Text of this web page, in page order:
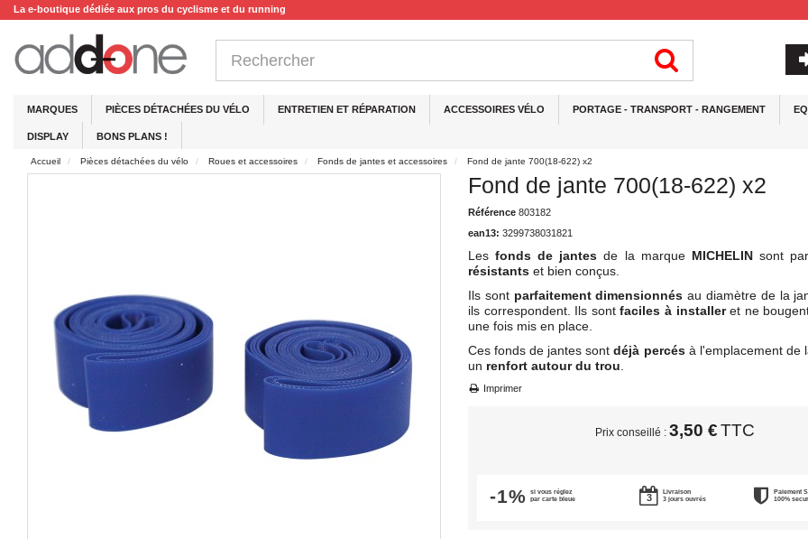
La e-boutique dédiée aux pros du cyclisme et du running
MARQUES PIÈCES DÉTACHÉES DU VÉLO ENTRETIEN ET RÉPARATION ACCESSOIRES VÉLO PORTAGE - TRANSPORT - RANGEMENT
DISPLAY BONS PLANS !
Accueil Pièces détachées du vélo Roues et accessoires Fonds de jantes et accessoires Fond de jante 700(18-622) x2
Fond de jante 700(18-622) x2
Référence 803182
ean13: 3299738031821
Lesfonds de jantes de la marque MICHELINsont
résistants et bien conçus.
Ils sont parfaitement dimensionnés au diamètre de la
ils correspondent. Ils sontfaciles à installeret ne
une fois mis en place.
Ces fonds de jantes sontdéjà percésà l'emplacement de
un renfort autour du trou
Imprimer
Prix conseillé : 3,50 €TTC
-1%
si vous réglez
par carte bleue
Livraison
3 jours ouvrés
Paiement
100%